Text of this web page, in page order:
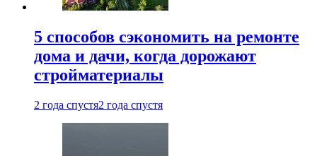
5 способов сэкономить на ремонте
дома и дачи, когда дорожают
стройматериалы
2 года спустя2 года спустя